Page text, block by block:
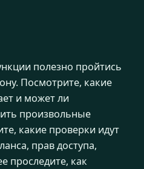
полезно пройтись
Посмотрите, какие
и может ли
произвольные
какие проверки идут
прав доступа,
проследите, как